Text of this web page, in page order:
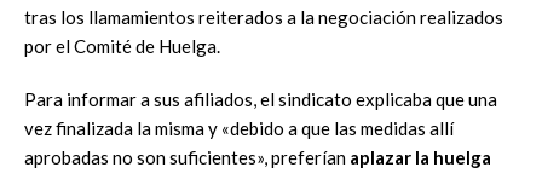
tras los llamamientos reiterados a la negociación realizados
por el Comité de Huelga.
Para informar a sus afiliados, el sindicato explicaba que una
vez finalizada la misma y «debido a que las medidas allí
aprobadas no son suficientes», preferían aplazar la huelga